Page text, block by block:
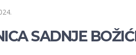
SADNJE